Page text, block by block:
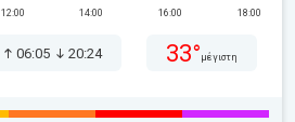
12:00 14:00 16:00 18:00
06:05 20:24 33° μέγιστη